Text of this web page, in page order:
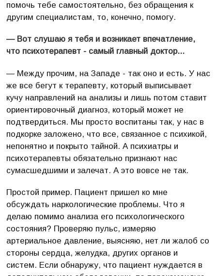
помочь тебе самостоятельно, без обращения к
другим специалистам, то, конечно, помогу.
— Вот слушаю я тебя и возникает впечатление,
что психотерапевт - самый главный доктор...
— Между прочим, на Западе - так оно и есть. У нас
же все бегут к терапевту, который выписывает
кучу направлений на анализы и лишь потом ставит
ориентировочный диагноз, который может не
подтвердиться. Мы просто воспитаны так, у нас в
подкорке заложено, что все, связанное с психикой,
непонятно и покрыто тайной. А психиатры и
психотерапевты обязательно признают нас
сумасшедшими и залечат. А это вовсе не так.
Простой пример. Пациент пришел ко мне
обсуждать наркологические проблемы. Что я
делаю помимо анализа его психологического
состояния? Проверяю пульс, измеряю
артериальное давление, выясняю, нет ли жалоб со
стороны сердца, желудка, других органов и
систем. Если обнаружу, что пациент нуждается в